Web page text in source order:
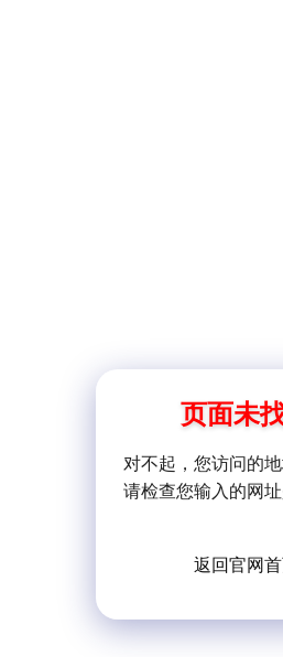
页面未
对不起，您访问的地
请检查您输入的网址
返回官网